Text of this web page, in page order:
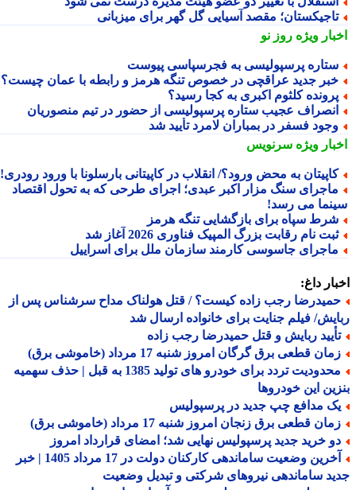
مقصد آسیایی گل گهر برای میزبانی
ویژهروز نو
پرسپولیسی به فجرسپاسی پیوست
جدید عراقچی در خصوص تنگه هرمز و رابطه با عمان چیست؟
کلثوم اکبری به کجا رسید؟
عجیب ستاره پرسپولیسی از حضور در تیم منصوریان
فسفر در بمباران لامرد تأیید شد
ویژهسرنویس
به محض ورود؟/ انقلاب در کاپیتانی بارسلونا با ورود رودری!
سنگ مزار اکبر عبدی؛ اجرای طرحی که به تحول اقتصاد
می رسد!
سپاه برای بازگشایی تنگه هرمز
نام رقابت بزرگ المپیک فناوری 2026 آغاز شد
جاسوسی کارمند سازمان ملل برای اسراییل
داغ:
رجب زاده کیست؟ / قتل هولناک مداح سرشناس پس از
فیلم جنایت برای خانواده ارسال شد
ربایش و قتل حمیدرضا رجب زاده
قطعی برق گرگان امروز شنبه 17 مرداد (خاموشی برق)
محدودیت تردد برای خودرو های تولید 1385 به قبل | حذف سهمیه
این خودروها
مدافع چپ جدید در پرسپولیس
قطعی برق زنجان امروز شنبه 17 مرداد (خاموشی برق)
خرید جدید پرسپولیس نهایی شد؛ امضای قرارداد امروز
آخرین وضعیت ساماندهی کارکنان دولت در 17 مرداد 1405 | خبر
ساماندهی نیروهای شرکتی و تبدیل وضعیت